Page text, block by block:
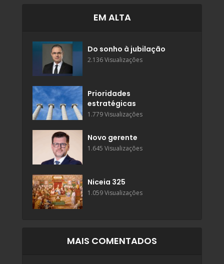
EM ALTA
Do sonho à jubilação
2.136 Visualizações
Prioridades
estratégicas
1.779 Visualizações
Novo gerente
1.645 Visualizações
Niceia 325
1.059 Visualizações
MAIS COMENTADOS